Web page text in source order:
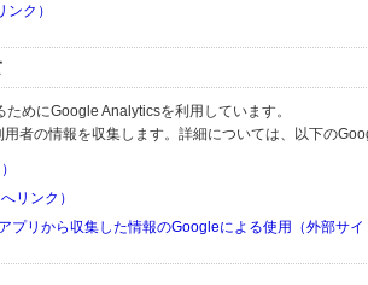
ク）
めにGoogle Analyticsを利用しています。
者の情報を収集します。詳細については、以下の
リンク）
プリから収集した情報のGoogleによる使用（外部サイ